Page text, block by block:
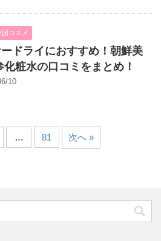
国コスメ
ドライにおすすめ！朝鮮美
化粧水の口コミをまとめ！
10
… 81 次へ »